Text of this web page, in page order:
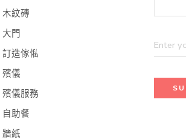
木紋磚
大門
訂造傢俬
殯儀
殯儀服務
自助餐
牆紙